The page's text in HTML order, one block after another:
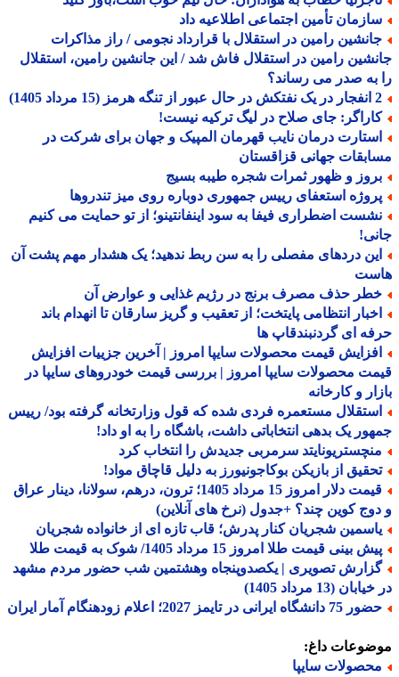
تأمین اجتماعی اطلاعیه داد
رامین در استقلال با قرارداد نجومی / راز مذاکرات
رامین در استقلال فاش شد / این جانشین رامین، استقلال
به صدر می رساند؟
جای صلاح در لیگ ترکیه نیست!
درمان نایب قهرمان المپیک و جهان برای شرکت در
جهانی قزاقستان
و ظهور ثمرات شجره طیبه بسیج
استعفای رییس جمهوری دوباره روی میز تندروها
اضطراری فیفا به سود اینفانتینو؛ از تو حمایت می کنیم
دردهای مفصلی را به سن ربط ندهید؛ یک هشدار مهم پشت آن
حذف مصرف برنج در رژیم غذایی و عوارض آن
انتظامی پایتخت؛ از تعقیب و گریز سارقان تا انهدام باند
ای گردنبندقاپ ها
قیمت محصولات سایپا امروز | آخرین جزییات افزایش
محصولات سایپا امروز | بررسی قیمت خودروهای سایپا در
و کارخانه
مستعمره فردی شده که قول وزارتخانه گرفته بود/ رییس
یک بدهی انتخاباتی داشت، باشگاه را به او داد!
سرمربی جدیدش را انتخاب کرد
از بازیکن بوکاجونیورز به دلیل قاچاق مواد!
قیمت دلار امروز 15 مرداد 1405؛ ترون، درهم، سولانا، دینار عراق
کوین چند؟ +جدول (نرخ های آنلاین)
شجریان کنار پدرش؛ قاب تازه ای از خانواده شجریان
بینی قیمت طلا امروز 15 مرداد 1405/ شوک به قیمت طلا
تصویری | یکصدوپنجاه وهشتمین شب حضور مردم مشهد
(13 مرداد 1405)
ایرانی در تایمز 2027؛ اعلام زودهنگام آمار ایران
داغ:
سایپا